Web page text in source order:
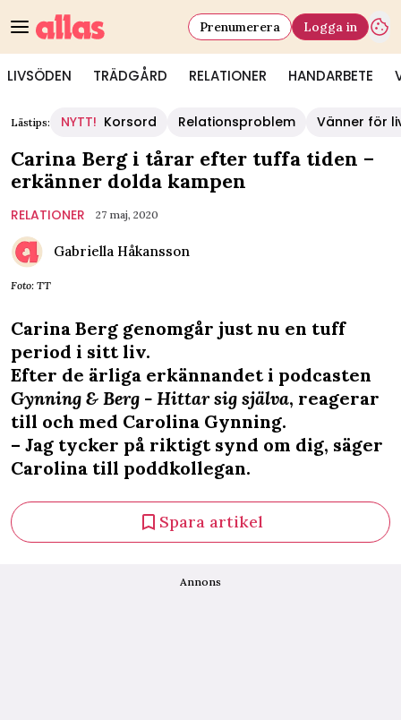
LIVSÖDEN TRÄDGÅRD RELATIONER HANDARBETE
Prenumerera Logga in
Lästips: NYTT! Korsord Relationsproblem Vänner för
Carina Berg i tårar efter tuffa tiden –
erkänner dolda kampen
RELATIONER 27 maj, 2020
Gabriella Håkansson
Foto: TT
Carina Berg genomgår just nu en tuff
period i sitt liv.
Efter de ärliga erkännandet i podcasten
Gynning & Berg - Hittar sig själva, reagerar
till och med Carolina Gynning.
– Jag tycker på riktigt synd om dig, säger
Carolina till poddkollegan.
Spara artikel
Annons